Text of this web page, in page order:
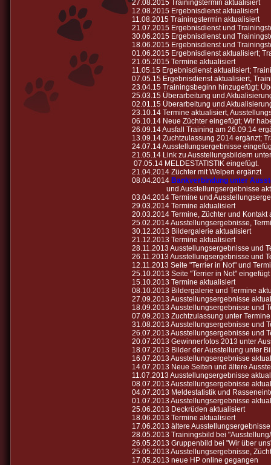
27.08.2015 Trainingstermin aktualisiert
12.08.2015 Ergebnisdienst aktualisiert
11.08.2015 Trainingstermin aktualisiert
21.07.2015 Ergebnisdienst und
30.06.2015 Ergebnisdienst und
18.06.2015 Ergebnisdienst und
01.06.2015 Ergebnisdienst aktualisiert;
21.05.2015 Termine aktualisiert
11.05.15 Ergebnisdienst aktualisiert;
07.05.15 Ergebnisdienst aktualisiert,
23.04.15 Trainingsbeginn hinzugefügt;
25.03.15 Überarbeitung und
02.01.15 Überarbeitung und
23.10.14 Termine aktualisiert,
06.10.14 Neue Züchter eingefügt; Wir
26.09.14 Ausfall Training am 26.09.14
13.09.14 Zuchtzulassung 2014 ergänzt;
24.07.14 Ausstellungsergebnisse
21.05.14 Link zu Ausstellungsbildern
07.05.14 MELDESTATISTIK eingefügt.
21.04.2014 Züchter mit Welpen ergänzt
08.04.2014 Bankverbindung unter
und Ausstellungsergebnisse
03.04.2014 Termine und
29.03.2014 Termine aktualisiert
20.03.2014 Termine, Züchter und Kontakt
25.02.2014 Ausstellungsergebnisse,
30.12.2013 Bildergalerie aktualisiert
21.12.2013 Termine aktualisiert
28.11.2013 Ausstellungsergebnisse und
26.11.2013 Ausstellungsergebnisse und
12.11.2013 Seite "Terrier in Not" und
25.10.2013 Seite "Terrier in Not"
15.10.2013 Termine aktualisiert
08.10.2013 Bildergalerie und Termine
27.09.2013 Ausstellungsergebnisse
18.09.2013 Ausstellungsergebnisse und
07.09.2013 Zuchtzulassung unter
31.08.2013 Ausstellungsergebnisse und
26.07.2013 Ausstellungsergebnisse und
20.07.2013 Gewinnerfotos 2013 unter
18.07.2013 Bilder der Ausstellung unter
16.07.2013 Ausstellungsergebnisse
14.07.2013 Neue Seiten und ältere
11.07.2013 Ausstellungsergebnisse
08.07.2013 Ausstellungsergebnisse
04.07.2013 Meldestatistik und
01.07.2013 Ausstellungsergebnisse
25.06.2013 Deckrüden aktualisiert
18.06.2013 Termine aktualisiert
17.06.2013 ältere
28.05.2013 Trainingsbild bei
26.05.2013 Gruppenbild bei "Wir über
25.05.2013 Ausstellungsergebnisse,
17.05.2013 neue HP online gegangen